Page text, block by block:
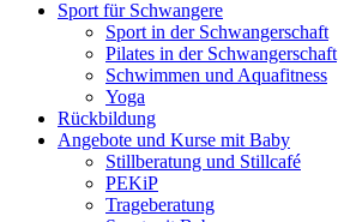
wunderbar!Sport für Schwangere
Sport in der Schwangerschaft
Pilates in der Schwangerschaft
Schwimmen und Aquafitness
Yoga
Rückbildung
Angebote und Kurse mit Baby
Stillberatung und Stillcafé
PEKiP
Trageberatung